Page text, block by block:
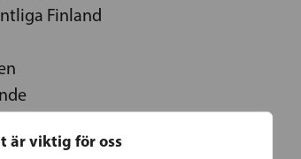
är viktig för oss
Finland